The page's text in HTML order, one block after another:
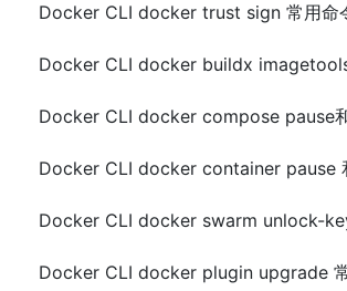
Docker CLI docker trust sign 常用命
Docker CLI docker swarm unlock-
Docker CLI docker plugin upgrade